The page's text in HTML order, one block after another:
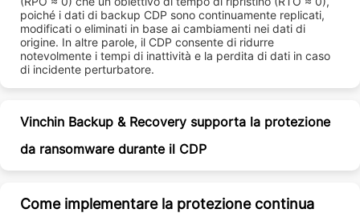
poiché i dati di backup CDP sono continuamente replicati,
modificati o eliminati in base ai cambiamenti nei dati di
origine. In altre parole, il CDP consente di ridurre
notevolmente i tempi di inattività e la perdita di dati in caso
di incidente perturbatore.
Vinchin Backup & Recovery supporta la protezione
da ransomware durante il CDP
Come implementare la protezione continua